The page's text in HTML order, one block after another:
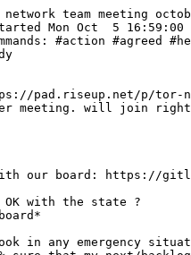
network team meeting